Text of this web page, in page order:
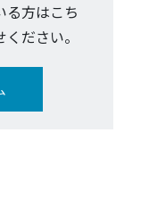
る方はこち
ださい。